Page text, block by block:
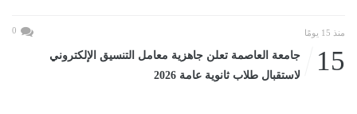
منذ 15 يومًا 0
15
جامعة العاصمة تعلن جاهزية معامل التنسيق الإلكتروني
لاستقبال طلاب ثانوية عامة 2026